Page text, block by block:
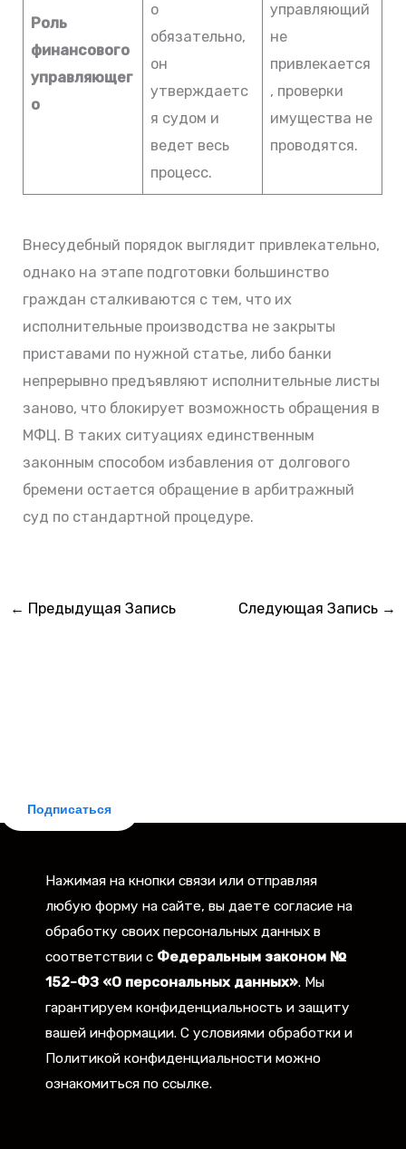
Роль
финансового
управляющег
о
о
обязательно,
он
утверждаетс
я судом и
ведет весь
процесс.
управляющий
не
привлекается
, проверки
имущества не
проводятся.
Внесудебный порядок выглядит привлекательно,
однако на этапе подготовки большинство
граждан сталкиваются с тем, что их
исполнительные производства не закрыты
приставами по нужной статье, либо банки
непрерывно предъявляют исполнительные листы
заново, что блокирует возможность обращения в
МФЦ. В таких ситуациях единственным
законным способом избавления от долгового
бремени остается обращение в арбитражный
суд по стандартной процедуре.
← Предыдущая Запись Следующая Запись →
Подписаться
Нажимая на кнопки связи или отправляя
любую форму на сайте, вы даете согласие на
обработку своих персональных данных в
соответствии с Федеральным законом №
152-ФЗ «О персональных данных». Мы
гарантируем конфиденциальность и защиту
вашей информации. С условиями обработки и
Политикой конфиденциальности можно
ознакомиться по ссылке.